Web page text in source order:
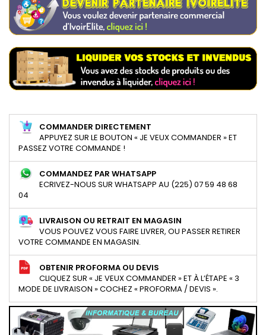
COMMANDER DIRECTEMENT
APPUYEZ SUR LE BOUTON « JE VEUX COMMANDER » ET
PASSEZ VOTRE COMMANDE !
COMMANDEZ PAR WHATSAPP
ECRIVEZ-NOUS SUR WHATSAPP AU (225) 07 59 48 68
04
LIVRAISON OU RETRAIT EN MAGASIN
VOUS POUVEZ VOUS FAIRE LIVRER, OU PASSER RETIRER
VOTRE COMMANDE EN MAGASIN.
OBTENIR PROFORMA OU DEVIS
CLIQUEZ SUR « JE VEUX COMMANDER » ET À L’ÉTAPE « 3
MODE DE LIVRAISON » COCHEZ « PROFORMA / DEVIS ».